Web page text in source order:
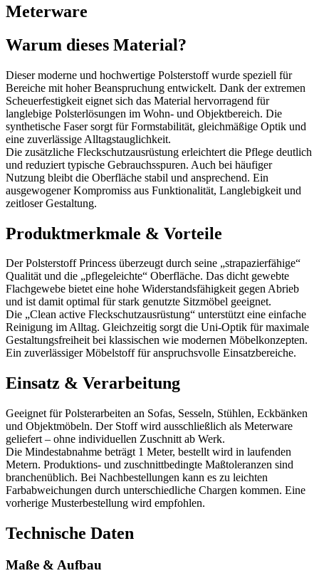
Meterware
Warum dieses Material?
Dieser moderne und hochwertige Polsterstoff wurde speziell für
Bereiche mit hoher Beanspruchung entwickelt. Dank der extremen
Scheuerfestigkeit eignet sich das Material hervorragend für
langlebige Polsterlösungen im Wohn- und Objektbereich. Die
synthetische Faser sorgt für Formstabilität, gleichmäßige Optik und
eine zuverlässige Alltagstauglichkeit.
Die zusätzliche Fleckschutzausrüstung erleichtert die Pflege deutlich
und reduziert typische Gebrauchsspuren. Auch bei häufiger
Nutzung bleibt die Oberfläche stabil und ansprechend. Ein
ausgewogener Kompromiss aus Funktionalität, Langlebigkeit und
zeitloser Gestaltung.
Produktmerkmale & Vorteile
Der Polsterstoff Princess überzeugt durch seine „strapazierfähige“
Qualität und die „pflegeleichte“ Oberfläche. Das dicht gewebte
Flachgewebe bietet eine hohe Widerstandsfähigkeit gegen Abrieb
und ist damit optimal für stark genutzte Sitzmöbel geeignet.
Die „Clean active Fleckschutzausrüstung“ unterstützt eine einfache
Reinigung im Alltag. Gleichzeitig sorgt die Uni-Optik für maximale
Gestaltungsfreiheit bei klassischen wie modernen Möbelkonzepten.
Ein zuverlässiger Möbelstoff für anspruchsvolle Einsatzbereiche.
Einsatz & Verarbeitung
Geeignet für Polsterarbeiten an Sofas, Sesseln, Stühlen, Eckbänken
und Objektmöbeln. Der Stoff wird ausschließlich als Meterware
geliefert – ohne individuellen Zuschnitt ab Werk.
Die Mindestabnahme beträgt 1 Meter, bestellt wird in laufenden
Metern. Produktions- und zuschnittbedingte Maßtoleranzen sind
branchenüblich. Bei Nachbestellungen kann es zu leichten
Farbabweichungen durch unterschiedliche Chargen kommen. Eine
vorherige Musterbestellung wird empfohlen.
Technische Daten
Maße & Aufbau